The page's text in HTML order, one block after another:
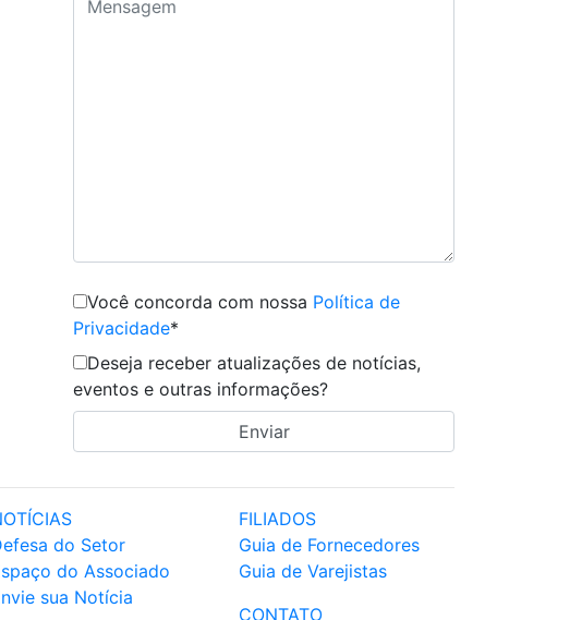
Você concorda com nossa Política de
Privacidade*
Deseja receber atualizações de notícias,
eventos e outras informações?
do Setor
do Associado
sua Notícia
FILIADOS
Guia de Fornecedores
Guia de Varejistas
CONTATO